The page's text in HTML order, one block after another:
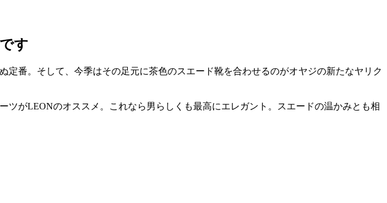
す
番。そして、今季はその足元に茶色のスエード靴を合わせるのがオヤジの新たなヤリク
がLEONのオススメ。これなら男らしくも最高にエレガント。スエードの温かみとも相